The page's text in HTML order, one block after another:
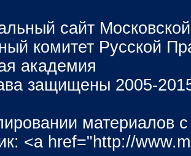
сайт
комитет Русской
академия
защищены 2005-
материалов
<a href="http://